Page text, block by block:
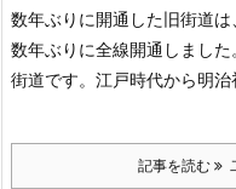
数年ぶりに開通した旧街道は
数年ぶりに全線開通しまし
街道です。江戸時代から明
記事を読む